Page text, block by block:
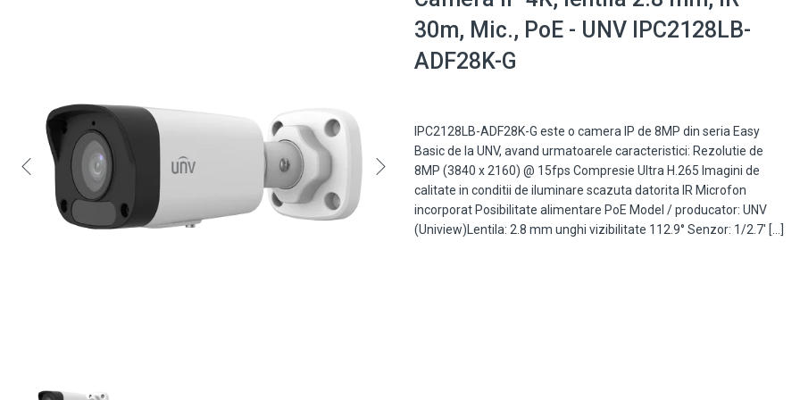
30m, Mic., PoE - UNV IPC2128LB-
ADF28K-G
IPC2128LB-ADF28K-G este o camera IP de 8MP din seria Easy
Basic de la UNV, avand urmatoarele caracteristici: Rezolutie de
8MP (3840 x 2160) @ 15fps Compresie Ultra H.265 Imagini de
calitate in conditii de iluminare scazuta datorita IR Microfon
incorporat Posibilitate alimentare PoE Model / producator: UNV
(Uniview)Lentila: 2.8 mm unghi vizibilitate 112.9° Senzor: 1/2.7' […]